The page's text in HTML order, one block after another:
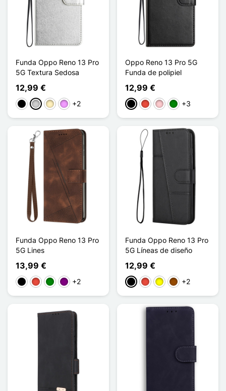
Funda Oppo Reno 13 Pro
5G Textura Sedosa
12,99 €
NegroPlataOro Morado claro
+2
Oppo Reno 13 Pro 5G
Funda de polipiel
12,99 €
NegroRojoRosaVerde
+3
Funda Oppo Reno 13 Pro
5G Lines
13,99 €
NegroRojoVerdePúrpura
+2
Funda Oppo Reno 13 Pro
5G Líneas de diseño
12,99 €
NegroRojoAmarilloMarrón
+2